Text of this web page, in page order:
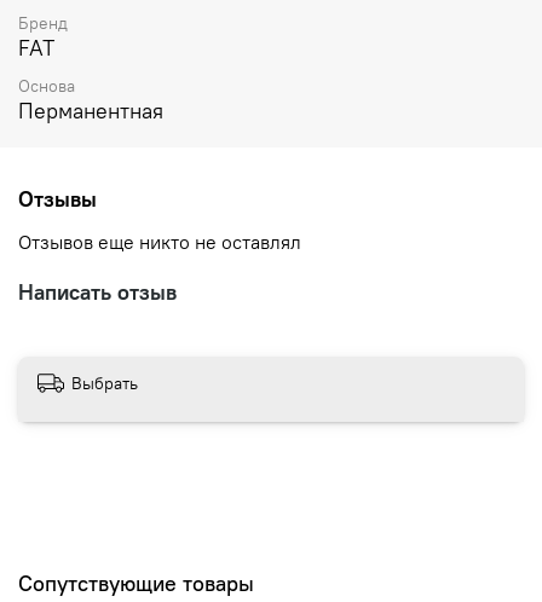
Бренд
FAT
Основа
Перманентная
Отзывы
Отзывов еще никто не оставлял
Написать отзыв
Выбрать
Сопутствующие товары